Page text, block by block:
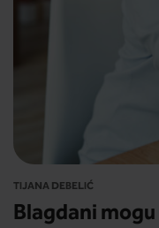
TIJANA DEBELIĆ
Blagdani